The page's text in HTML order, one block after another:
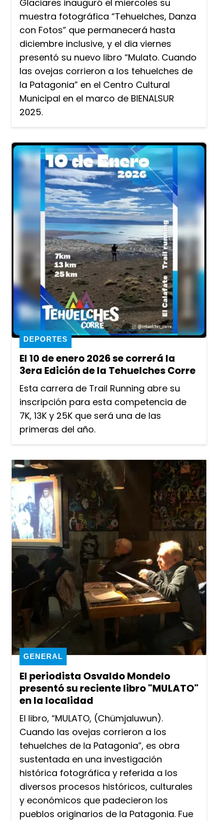
Glaciares inauguró el miercoles su
muestra fotográfica “Tehuelches, Danza
con Fotos” que permanecerá hasta
diciembre inclusive, y el dia viernes
presentó su nuevo libro “Mulato. Cuando
las ovejas corrieron a los tehuelches de
la Patagonia” en el Centro Cultural
Municipal en el marco de BIENALSUR
2025.
El 10 de enero 2026 se correrá la
3era Edición de la Tehuelches Corre
DEPORTES
Esta carrera de Trail Running abre su
inscripción para esta competencia de
7K, 13K y 25K que será una de las
primeras del año.
El periodista Osvaldo Mondelo
presentó su reciente libro "MULATO"
en la localidad
GENERAL
El libro, “MULATO, (Chümjaluwun).
Cuando las ovejas corrieron a los
tehuelches de la Patagonia”, es obra
sustentada en una investigación
histórica fotográfica y referida a los
diversos procesos históricos, culturales
y económicos que padecieron los
pueblos originarios de la Patagonia. Fue